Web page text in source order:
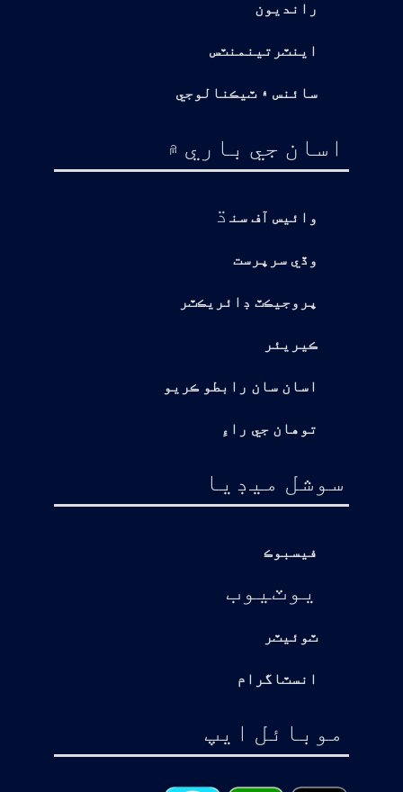
رانديون
اينٽرتينمنٽس
سائنس ۽ ٽيڪنالوجي
اسان جي باري ۾
وائيس آف سن ڌ
وڏي سرپرست
پروجيڪٽ ڊائريڪٽر
ڪيريئر
اسان سان رابطو ڪريو
توهان جي راءِ
سوشل ميڊيا
فيسبوڪ
يوٽيوب
ٽوئيٽر
انسٽاگرام
موبائل ايپ